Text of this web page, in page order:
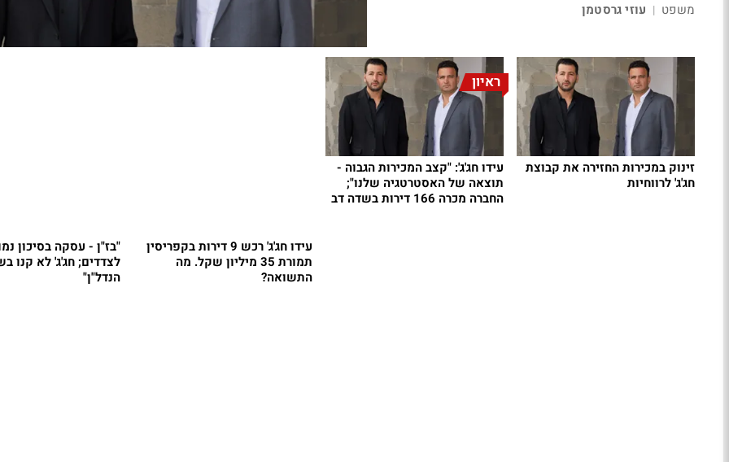
משפט | עוזי גרסטמן
זינוק במכירות החזירה את קבוצת
חג'ג' לרווחיות
ראיון
עידו חג'ג': "קצב המכירות הגבוה -
תוצאה של האסטרטגיה שלנו";
החברה מכרה 166 דירות בשדה דב
עידו חג'ג' רכש 9 דירות בקפריסין
תמורת 35 מיליון שקל. מה
התשואה?
"בז"ן - עסקה בסיכון
לצדדים; חג'ג' לא קנו
הנדל"ן"